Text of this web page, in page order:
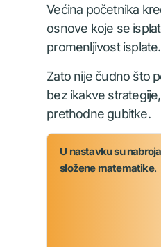
Većina početnika
osnove koje se
promenljivost isplate.
Zato nije čudno što
bez ikakve
prethodne gubitke.
U nastavku su
složene matematike.